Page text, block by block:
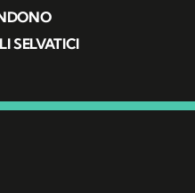
SELVATICI